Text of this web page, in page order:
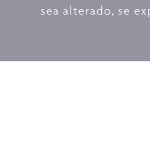
sea alterado, se